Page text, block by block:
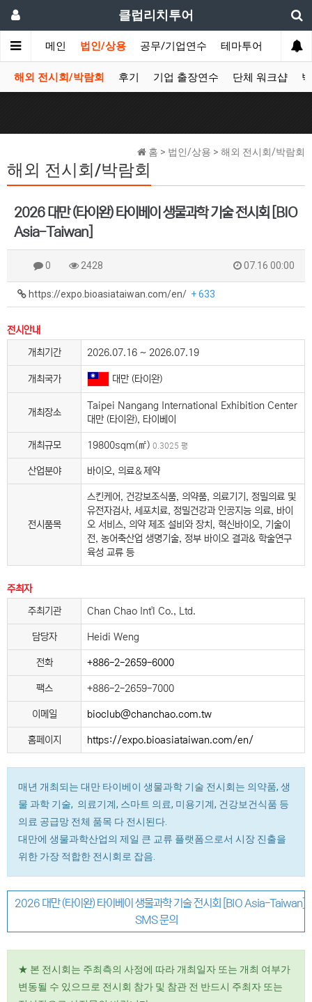
클럽리치투어
메인 법인/상용 공무/기업연수 테마투어 데이투
해외 전시회/박람회 후기 기업 출장연수 단체 워크샵
홈 > 법인/상용 > 해외 전시회/박람회
해외 전시회/박람회
2026 대만 (타이완) 타이베이 생물과학 기술 전시회 [BIO
Asia-Taiwan]
0 2428 07.16 00:00
https://expo.bioasiataiwan.com/en/ + 633
전시안내
개최기간
2026.07.16 ~ 2026.07.19
개최국가 대만 (타이완)
개최장소
Taipei Nangang International Exhibition Center
대만 (타이완), 타이베이
개최규모 19800sqm(㎡) 0.3025 평
산업분야 바이오, 의료＆제약
전시품목
스킨케어, 건강보조식품, 의약품, 의료기기, 정밀의료 및
유전자검사, 세포치료, 정밀건강과 인공지능 의료, 바이
오 서비스, 의약 제조 설비와 장치, 혁신바이오, 기술이
전, 농어축산업 생명기술, 정부 바이오 결과& 학술연구
육성 교류 등
주최자
주최기관
Chan Chao Int'l Co., Ltd.
담당자 Heidi Weng
전화 +886-2-2659-6000
팩스 +886-2-2659-7000
이메일 bioclub@chanchao.com.tw
홈페이지 https://expo.bioasiataiwan.com/en/
매년 개최되는 대만 타이베이 생물과학 기술 전시회는 의약품, 생
물 과학 기술, 의료기계, 스마트 의료, 미용기계, 건강보건식품 등
의료 공급망 전체 품목 다 전시된다.
대만에 생물과학산업의 제일 큰 교류 플랫폼으로서 시장 진출을
위한 가장 적합한 전시회로 잡음.
2026 대만 (타이완) 타이베이 생물과학 기술 전시회 [BIO Asia-Taiwan]
SMS 문의
★ 본 전시회는 주최측의 사정에 따라 개최일자 또는 개최 여부가
변동될 수 있으므로 전시회 참가 및 참관 전 반드시 주최자 또는